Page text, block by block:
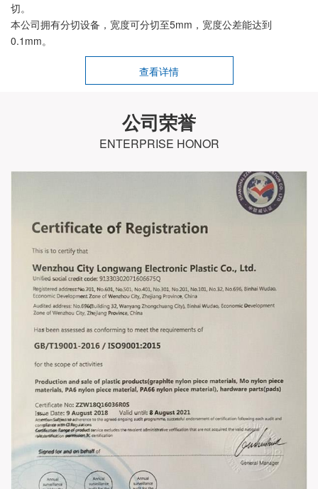
切。
本公司拥有分切设备，宽度可分切至5mm，宽度公差能达到
0.1mm。
查看详情
公司荣誉
ENTERPRISE HONOR